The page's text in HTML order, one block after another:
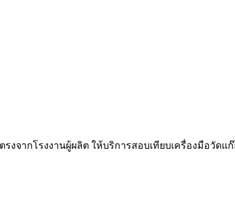
จากโรงงานผู้ผลิต ให้บริการสอบเทียบเครื่องมือวัดแ